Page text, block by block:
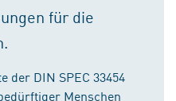
für die
der DIN SPEC 33454
Menschen